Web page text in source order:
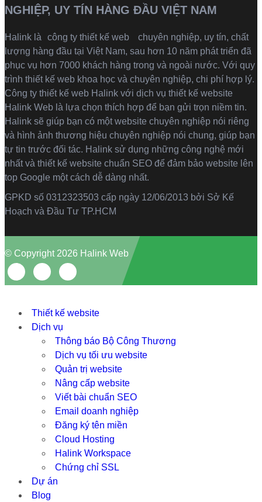
NGHIỆP, UY TÍN HÀNG ĐẦU VIỆT NAM
Halink là công ty thiết kế web
chuyên nghiệp, uy tín, chất
lượng hàng đầu tại Việt Nam, sau hơn 10 năm phát triển đã
phục vụ hơn 7000 khách hàng trong và ngoài nước. Với quy
trình thiết kế web khoa học và chuyên nghiệp, chi phí hợp lý.
Công ty thiết kế web Halink với dịch vụ thiết kế website
Halink Web là lựa chọn thích hợp để bạn gửi trọn niềm tin.
Halink sẽ giúp bạn có một website chuyên nghiệp nói riêng
và hình ảnh thương hiệu chuyên nghiệp nói chung, giúp bạn
tự tin trước đối tác. Halink sử dụng những công nghệ mới
nhất và thiết kế website chuẩn SEO để đảm bảo website lên
top Google một cách dễ dàng nhất.
GPKD số 0312323503 cấp ngày 12/06/2013 bởi Sở Kế
Hoạch và Đầu Tư TP.HCM
© Copyright 2026 Halink Web
Thiết kế website
Dịch vụ
Thông báo Bộ Công Thương
Dịch vụ tối ưu website
Quản trị website
Nâng cấp website
Viết bài chuẩn SEO
Email doanh nghiệp
Đăng ký tên miền
Cloud Hosting
Halink Workspace
Chứng chỉ SSL
Dự án
Blog